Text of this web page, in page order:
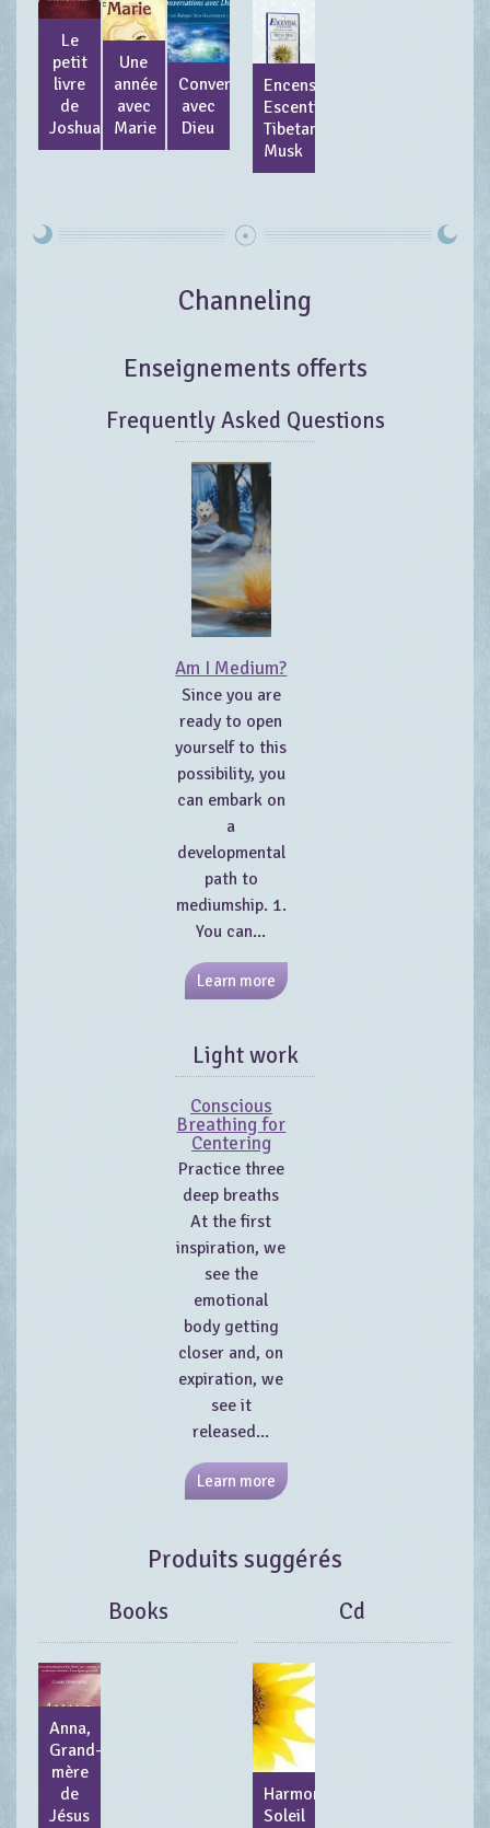
Le
petit
livre
de
Joshua
Une
année
avec
Marie
Conversation
avec
Dieu
Encens
Escential
Tibetan
Musk
Channeling
Enseignements offerts
Frequently Asked Questions
Am I Medium?
Since you are
ready to open
yourself to this
possibility, you
can embark on
a
developmental
path to
mediumship. 1.
You can...
Learn more
Light work
Conscious
Breathing for
Centering
Practice three
deep breaths
At the first
inspiration, we
see the
emotional
body getting
closer and, on
expiration, we
see it
released...
Learn more
Produits suggérés
Books
Anna,
Grand-
mère
de
Jésus
Cd
Harmoni
Soleil